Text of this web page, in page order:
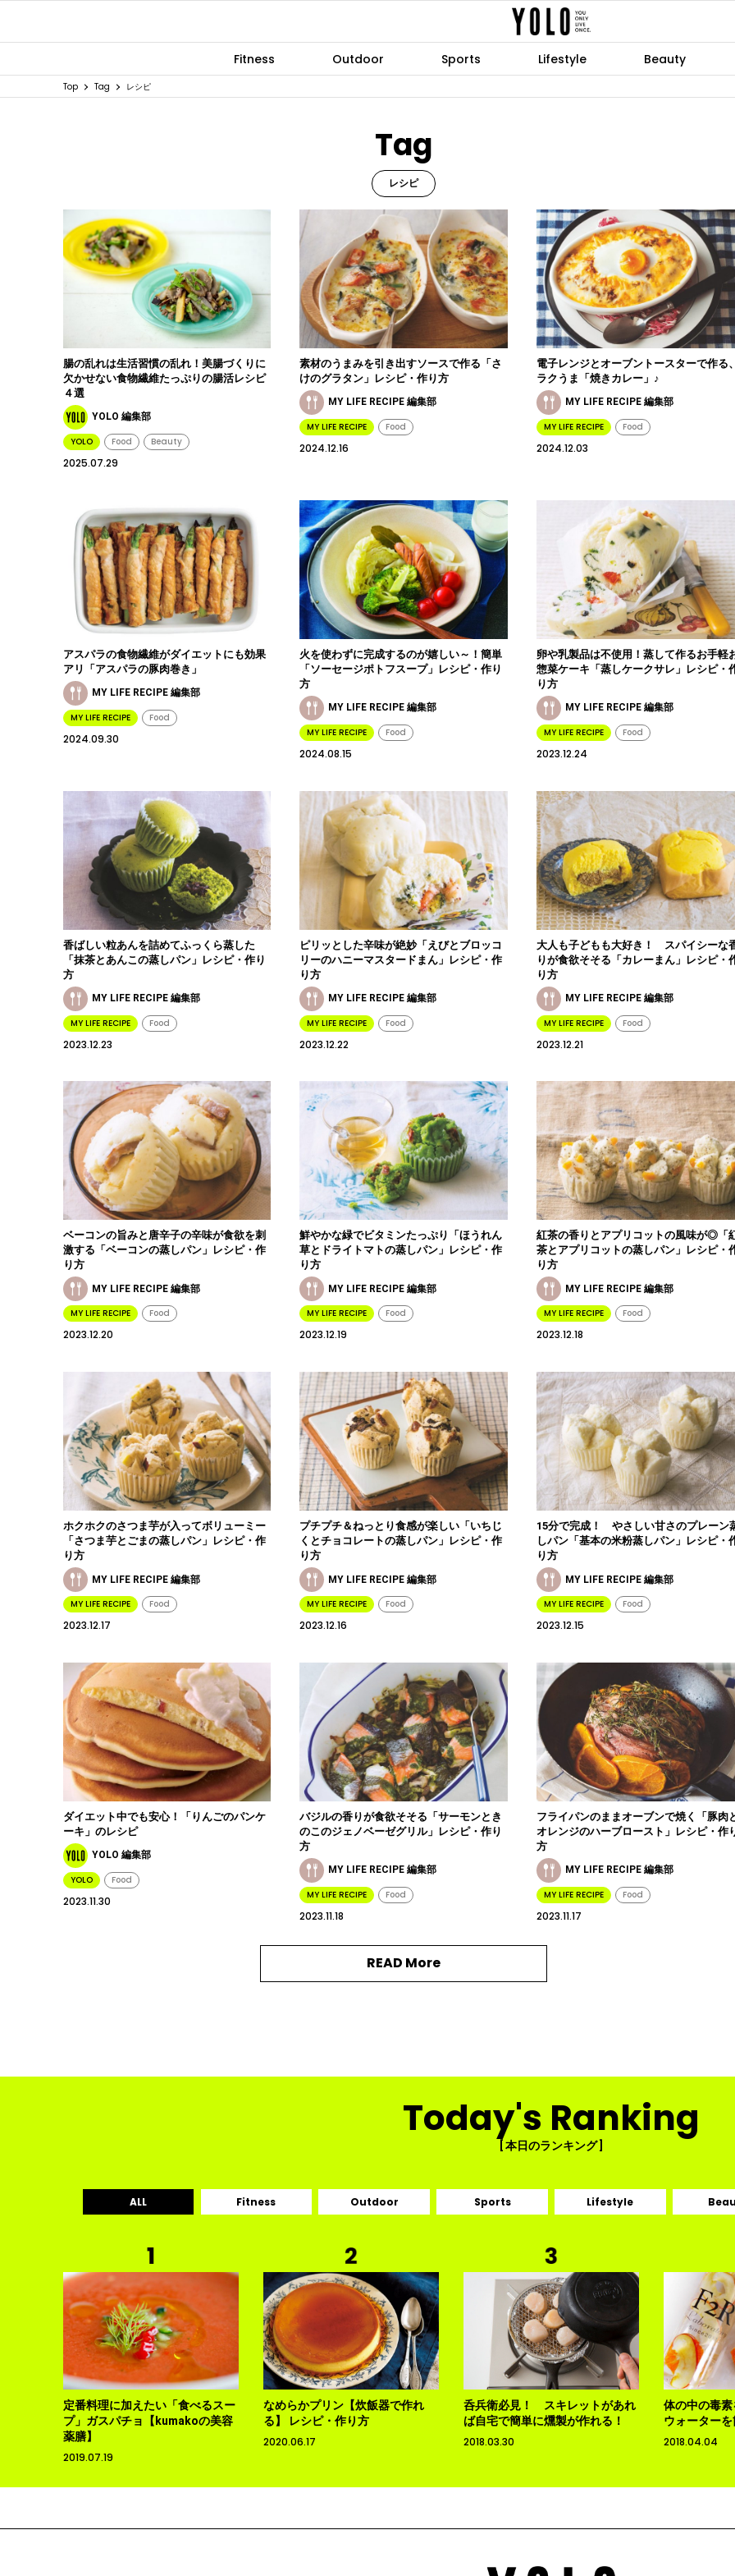
Fitness Outdoor Sports Lifestyle Beauty
Top Tag レシピ
Tag
レシピ
腸の乱れは生活習慣の乱れ！美腸づくりに
欠かせない食物繊維たっぷりの腸活レシピ
４選
YOLO 編集部
YOLO Food Beauty
2025.07.29
素材のうまみを引き出すソースで作る「さ
けのグラタン」レシピ・作り方
MY LIFE RECIPE 編集部
MY LIFE RECIPE Food
2024.12.16
電子レンジとオーブントースターで作る
ラクうま「焼きカレー」♪
MY LIFE RECIPE 編集部
MY LIFE RECIPE Food
2024.12.03
アスパラの食物繊維がダイエットにも効果
アリ「アスパラの豚肉巻き」
MY LIFE RECIPE 編集部
MY LIFE RECIPE Food
2024.09.30
火を使わずに完成するのが嬉しい～！簡単
「ソーセージポトフスープ」レシピ・作り
方
MY LIFE RECIPE 編集部
MY LIFE RECIPE Food
2024.08.15
卵や乳製品は不使用！蒸して作るお手軽
惣菜ケーキ「蒸しケークサレ」レシピ・
り方
MY LIFE RECIPE 編集部
MY LIFE RECIPE Food
2023.12.24
香ばしい粒あんを詰めてふっくら蒸した
「抹茶とあんこの蒸しパン」レシピ・作り
方
MY LIFE RECIPE 編集部
MY LIFE RECIPE Food
2023.12.23
ピリッとした辛味が絶妙「えびとブロッコ
リーのハニーマスタードまん」レシピ・作
り方
MY LIFE RECIPE 編集部
MY LIFE RECIPE Food
2023.12.22
大人も子どもも大好き！ スパイシーな
りが食欲そそる「カレーまん」レシピ・
り方
MY LIFE RECIPE 編集部
MY LIFE RECIPE Food
2023.12.21
ベーコンの旨みと唐辛子の辛味が食欲を刺
激する「ベーコンの蒸しパン」レシピ・作
り方
MY LIFE RECIPE 編集部
MY LIFE RECIPE Food
2023.12.20
鮮やかな緑でビタミンたっぷり「ほうれん
草とドライトマトの蒸しパン」レシピ・作
り方
MY LIFE RECIPE 編集部
MY LIFE RECIPE Food
2023.12.19
紅茶の香りとアプリコットの風味が◎「
茶とアプリコットの蒸しパン」レシピ・
り方
MY LIFE RECIPE 編集部
MY LIFE RECIPE Food
2023.12.18
ホクホクのさつま芋が入ってボリューミー
「さつま芋とごまの蒸しパン」レシピ・作
り方
MY LIFE RECIPE 編集部
MY LIFE RECIPE Food
2023.12.17
プチプチ＆ねっとり食感が楽しい「いちじ
くとチョコレートの蒸しパン」レシピ・作
り方
MY LIFE RECIPE 編集部
MY LIFE RECIPE Food
2023.12.16
15分で完成！ やさしい甘さのプレーン
しパン「基本の米粉蒸しパン」レシピ・
り方
MY LIFE RECIPE 編集部
MY LIFE RECIPE Food
2023.12.15
ダイエット中でも安心！「りんごのパンケ
ーキ」のレシピ
YOLO 編集部
YOLO Food
2023.11.30
バジルの香りが食欲そそる「サーモンとき
のこのジェノベーゼグリル」レシピ・作り
方
MY LIFE RECIPE 編集部
MY LIFE RECIPE Food
2023.11.18
フライパンのままオーブンで焼く「豚肉
オレンジのハーブロースト」レシピ・作
方
MY LIFE RECIPE 編集部
MY LIFE RECIPE Food
2023.11.17
READ More
Today's Ranking
[ 本日のランキング ]
ALL Fitness Outdoor Sports Lifestyle
定番料理に加えたい「食べるスー
プ」ガスパチョ【kumakoの美容
薬膳】
2019.07.19
なめらかプリン【炊飯器で作れ
る】 レシピ・作り方
2020.06.17
呑兵衛必見！ スキレットがあれ
ば自宅で簡単に燻製が作れる！
2018.03.30
体の中の毒
ウォーター
2018.04.04